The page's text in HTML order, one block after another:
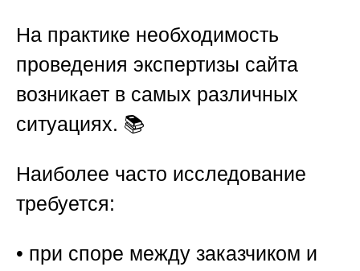
На практике необходимость
проведения экспертизы сайта
возникает в самых различных
ситуациях. 📚
Наиболее часто исследование
требуется:
• при споре между заказчиком и